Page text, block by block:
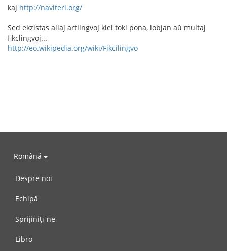
kaj http://naviteri.org/
Sed ekzistas aliaj artlingvoj kiel toki pona, lobjan aŭ multaj
fikclingvoj...
http://eo.wikipedia.org/wiki/Fikcilingvo
Română
Despre noi
Echipă
Sprijiniți-ne
Libro